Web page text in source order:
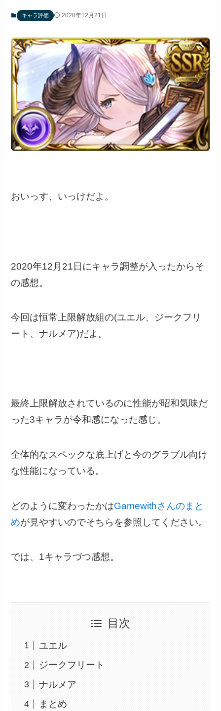
キャラ評価 2020年12月21日
おいっす、いっけだよ。
2020年12月21日にキャラ調整が入ったからそ
の感想。
今回は恒常上限解放組の(ユエル、ジークフリ
ート、ナルメア)だよ。
最終上限解放されているのに性能が昭和気味だ
った3キャラが令和感になった感じ。
全体的なスペックな底上げと今のグラブル向け
な性能になっている。
どのように変わったかはGamewithさんのまと
めが見やすいのでそちらを参照してください。
では、1キャラづつ感想。
目次
ユエル
ジークフリート
ナルメア
まとめ